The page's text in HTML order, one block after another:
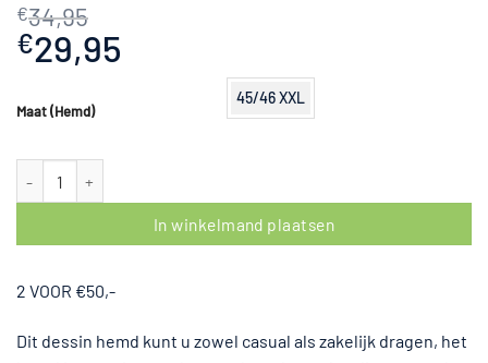
€34,95
Oorspronkelijke
prijs
€34,95.
€29,95
Maat (Hemd)
45/46 XXL
In winkelmand plaatsen
2 VOOR €50,-
Dit dessin hemd kunt u zowel casual als zakelijk dragen, het